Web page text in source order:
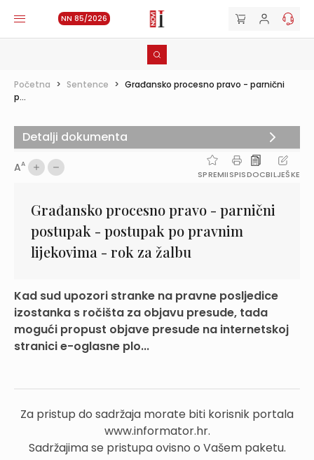
NN 85/2026
Početna > Sentence > Građansko procesno pravo - parnični
p...
AA
SPREMIISPISDOCBILJEŠKE
Građansko procesno pravo - parnični
postupak - postupak po pravnim
lijekovima - rok za žalbu
Kad sud upozori stranke na pravne posljedice
izostanka s ročišta za objavu presude, tada
mogući propust objave presude na internetskoj
stranici e-oglasne plo...
Za pristup do sadržaja morate biti korisnik portala
www.informator.hr.
Sadržajima se pristupa ovisno o Vašem paketu.
Detalji dokumenta